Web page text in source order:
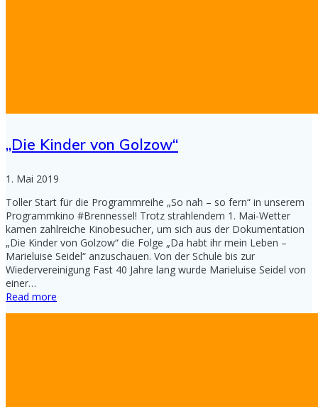
„Die Kinder von Golzow“
1. Mai 2019
Toller Start für die Programmreihe „So nah – so fern“ in unserem
Programmkino #Brennessel! Trotz strahlendem 1. Mai-Wetter
kamen zahlreiche Kinobesucher, um sich aus der Dokumentation
„Die Kinder von Golzow“ die Folge „Da habt ihr mein Leben –
Marieluise Seidel“ anzuschauen. Von der Schule bis zur
Wiedervereinigung Fast 40 Jahre lang wurde Marieluise Seidel von
einer…
Read more